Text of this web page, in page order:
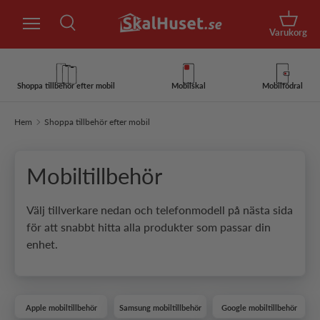
Hoppa till innehåll
Sök
Korg
Varukorg
Shoppa tillbehör efter mobil Mobilskal Mobilfodral
Hem Shoppa tillbehör efter mobil
Mobiltillbehör
Välj tillverkare nedan och telefonmodell på nästa sida
för att snabbt hitta alla produkter som passar din
enhet.
Apple mobiltillbehör Samsung mobiltillbehör Google mobiltillbehör